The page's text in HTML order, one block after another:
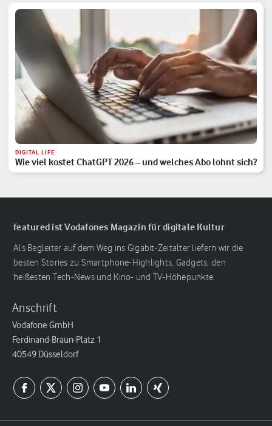
DIGITAL LIFE
Wie viel kostet ChatGPT 2026 – und welches Abo lohnt sich?
featured ist Vodafones Magazin für digitale Kultur
Als Begleiter auf dem Weg ins Gigabit-Zeitalter liefern wir die
besten Stories zu Smartphone-Highlights, Gadgets, den
heißesten Tech-News und Kino- und TV-Höhepunkte.
Anschrift
Vodafone GmbH
Ferdinand-Braun-Platz 1
40549 Düsseldorf